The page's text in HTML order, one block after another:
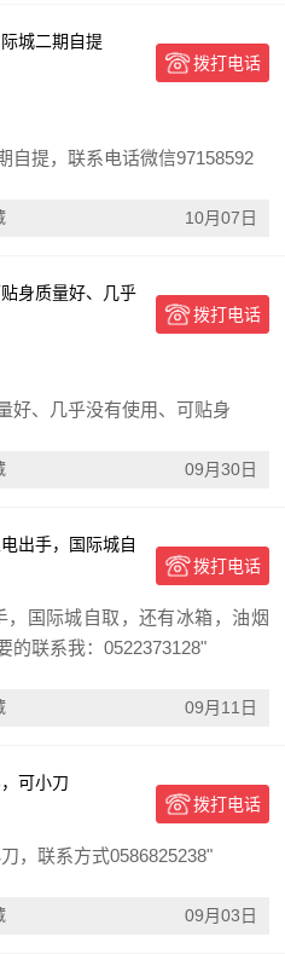
城二期自提
拨打电话
自提，联系电话微信97158592
10月07日
身质量好、几乎
原价200 迪），
拨打电话
好、几乎没有使用、可贴身
09月30日
出手，国际城自
，单人床，双人
拨打电话
国际城自取，还有冰箱，油烟
的联系我：0522373128"
09月11日
可小刀
拨打电话
，联系方式0586825238"
09月03日